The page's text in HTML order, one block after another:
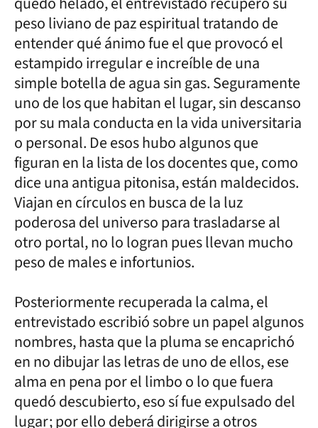
peso liviano de paz espiritual tratando de
entender qué ánimo fue el que provocó el
estampido irregular e increíble de una
simple botella de agua sin gas. Seguramente
uno de los que habitan el lugar, sin descanso
por su mala conducta en la vida universitaria
o personal. De esos hubo algunos que
figuran en la lista de los docentes que, como
dice una antigua pitonisa, están maldecidos.
Viajan en círculos en busca de la luz
poderosa del universo para trasladarse al
otro portal, no lo logran pues llevan mucho
peso de males e infortunios.
Posteriormente recuperada la calma, el
entrevistado escribió sobre un papel algunos
nombres, hasta que la pluma se encaprichó
en no dibujar las letras de uno de ellos, ese
alma en pena por el limbo o lo que fuera
quedó descubierto, eso sí fue expulsado del
lugar; por ello deberá dirigirse a otros